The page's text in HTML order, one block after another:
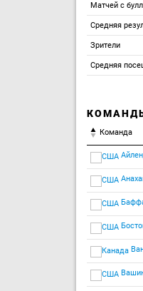
Матчей с
Средняя
Зрители
Средняя
Команда